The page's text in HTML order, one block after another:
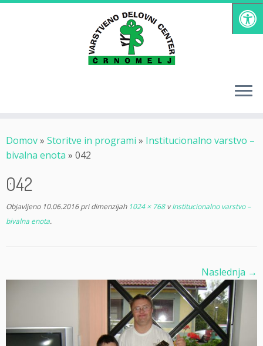
Skoči
Domov» Storitve in programi » Institucionalno varstvo –
bivalna enota » 042
042
Objavljeno 10.06.2016pri dimenzijah1024 × 768vInstitucionalno varstvo –
bivalna enota.
Naslednja →